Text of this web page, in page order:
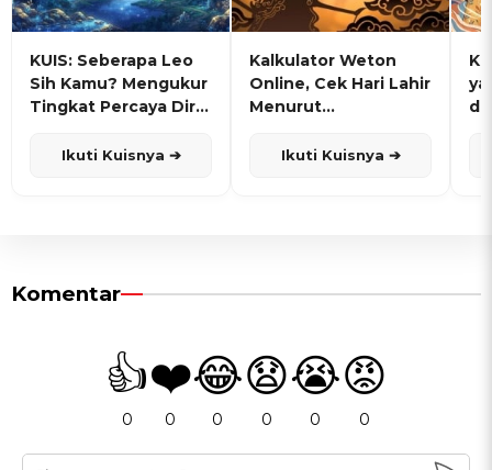
KUIS: Seberapa Leo
Sih Kamu? Mengukur
Tingkat Percaya Diri
Ikuti Kuisnya ➔
Kalkulator Weton
Online, Cek Hari Lahir
Menurut
Ikuti Kuisnya ➔
Komentar
👍
0
❤️
0
😂
0
😧
0
😭
0
😡
0